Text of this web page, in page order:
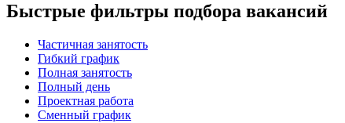
Быстрые фильтры подбора вакансий
Частичная занятость
Гибкий график
Полная занятость
Полный день
Проектная работа
Сменный график